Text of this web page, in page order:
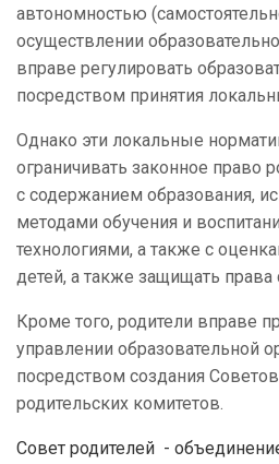
автономностью
осуществлении
вправе регулировать
посредством принятия
Однако эти локальные
ограничивать законное право
с содержанием образования,
методами обучения и
технологиями, а также с
детей, а также защищать права
Кроме того, родители вправе
управлении образовательной
посредством создания
родительских комитетов.
Совет родителей -